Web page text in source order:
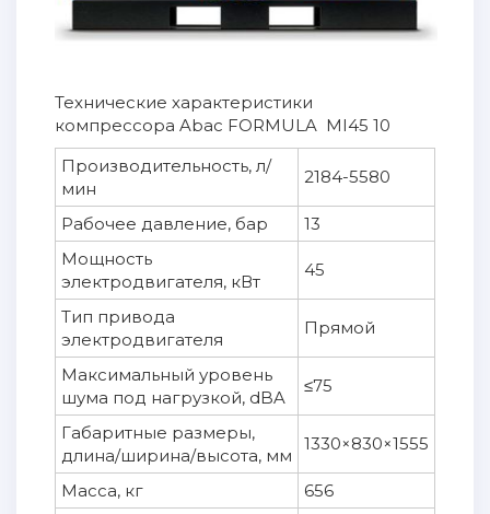
Технические характеристики
компрессора Abac FORMULA MI45 10
Производительность, л/
мин
2184-5580
Рабочее давление, бар
13
Мощность
электродвигателя, кВт
45
Тип привода
электродвигателя
Прямой
Максимальный уровень
шума под нагрузкой, dBA
≤75
Габаритные размеры,
длина/ширина/высота, мм
1330×830×1555
Масса, кг
656